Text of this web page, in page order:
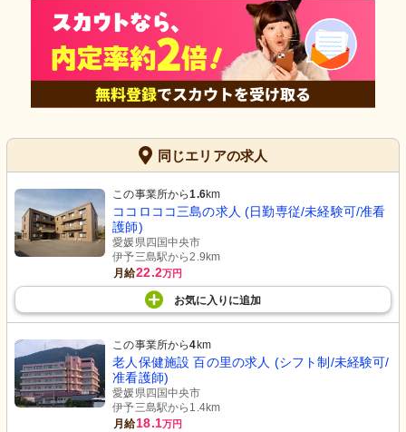
同じエリアの求人
この事業所から1.6km
ココロココ三島の求人 (日勤専従/未経験可/准看
護師)
愛媛県四国中央市
伊予三島駅から2.9km
月給22.2万円
お気に入り に追加
この事業所から4 km
老人保健施設 百の里の求人 (シフト制/未経験可/
准看護師)
愛媛県四国中央市
伊予三島駅から1.4km
月給18.1万円